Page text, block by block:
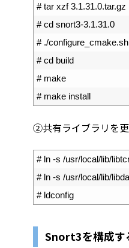
# tar xzf 3.1.31.0.tar.gz
# cd snort3-3.1.31.0
# ./
# cd build
# make
# make install
②共有ライブラリを
# ln -s /usr/local/lib/
# ln -s /usr/local/lib/
# ldconfig
Snort3を構成す